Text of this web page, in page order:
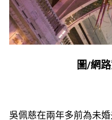
圖/網
吳佩慈在兩年多前為未